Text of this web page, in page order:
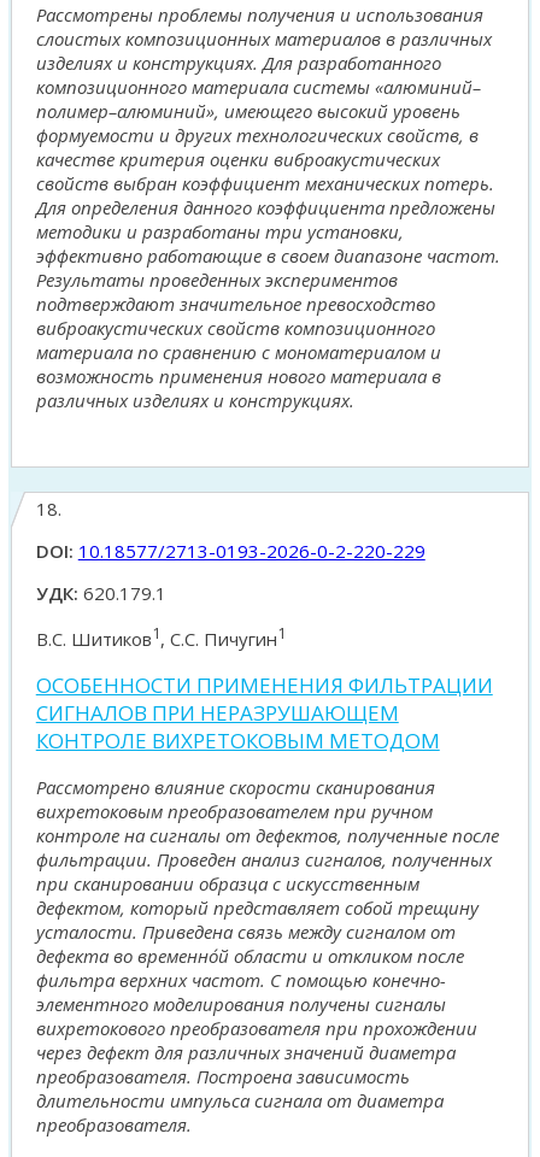
Рассмотрены проблемы получения и использования
слоистых композиционных материалов в различных
изделиях и конструкциях. Для разработанного
композиционного материала системы «алюминий–
полимер–алюминий», имеющего высокий уровень
формуемости и других технологических свойств, в
качестве критерия оценки виброакустических
свойств выбран коэффициент механических потерь.
Для определения данного коэффициента предложены
методики и разработаны три установки,
эффективно работающие в своем диапазоне частот.
Результаты проведенных экспериментов
подтверждают значительное превосходство
виброакустических свойств композиционного
материала по сравнению с мономатериалом и
возможность применения нового материала в
различных изделиях и конструкциях.
18.
DOI: 10.18577/2713-0193-2026-0-2-220-229
УДК: 620.179.1
В.С. Шитиков1, С.С. Пичугин1
ОСОБЕННОСТИ ПРИМЕНЕНИЯ ФИЛЬТРАЦИИ
СИГНАЛОВ ПРИ НЕРАЗРУШАЮЩЕМ
КОНТРОЛЕ ВИХРЕТОКОВЫМ МЕТОДОМ
Рассмотрено влияние скорости сканирования
вихретоковым преобразователем при ручном
контроле на сигналы от дефектов, полученные после
фильтрации. Проведен анализ сигналов, полученных
при сканировании образца с искусственным
дефектом, который представляет собой трещину
усталости. Приведена связь между сигналом от
дефекта во временно́й области и откликом после
фильтра верхних частот. С помощью конечно-
элементного моделирования получены сигналы
вихретокового преобразователя при прохождении
через дефект для различных значений диаметра
преобразователя. Построена зависимость
длительности импульса сигнала от диаметра
преобразователя.